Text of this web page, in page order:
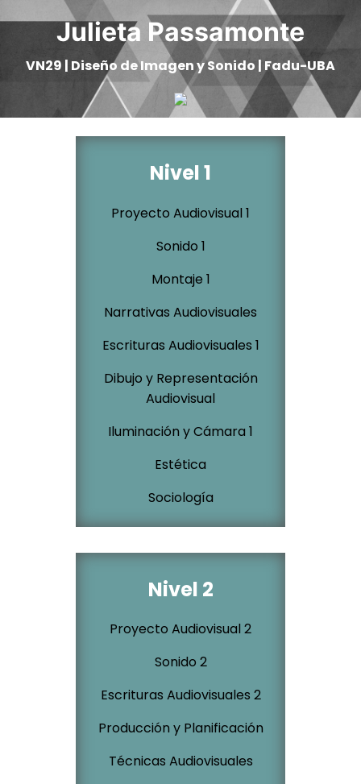
Julieta Passamonte
VN29 | Diseño de Imagen y Sonido | Fadu-UBA
Nivel 1
Proyecto Audiovisual 1
Sonido 1
Montaje 1
Narrativas Audiovisuales
Escrituras Audiovisuales 1
Dibujo y Representación
Audiovisual
Iluminación y Cámara 1
Estética
Sociología
Nivel 2
Proyecto Audiovisual 2
Sonido 2
Escrituras Audiovisuales 2
Producción y Planificación
Técnicas Audiovisuales